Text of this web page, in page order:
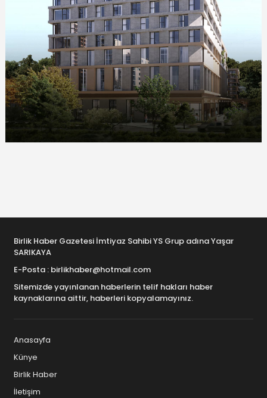
Birlik Haber Gazetesi İmtiyaz Sahibi YS Grup adına Yaşar
SARIKAYA
E-Posta : birlikhaber@hotmail.com
Sitemizde yayınlanan haberlerin telif hakları haber
kaynaklarına aittir, haberleri kopyalamayınız.
Anasayfa
Künye
Birlik Haber
İletişim